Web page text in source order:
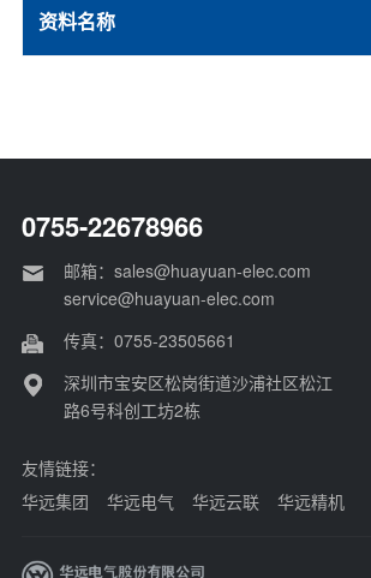
资料名称
0755-22678966
邮箱：sales@huayuan-elec.com
service@huayuan-elec.com
传真：0755-23505661
深圳市宝安区松岗街道沙浦社区松江
路6号科创工坊2栋
友情链接：
华远集团
华远电气 华远云联 华远精机